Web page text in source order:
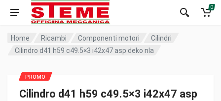
0
Home Ricambi Componenti motori
Cilindri
Cilindro d41 h59 c49.5×3 i42x47 asp deko nla
Cilindro d41 h59 c49.5×3 i42x47 asp